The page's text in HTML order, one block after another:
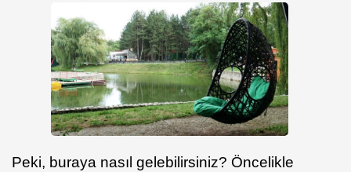
Peki, buraya nasıl gelebilirsiniz? Öncelikle